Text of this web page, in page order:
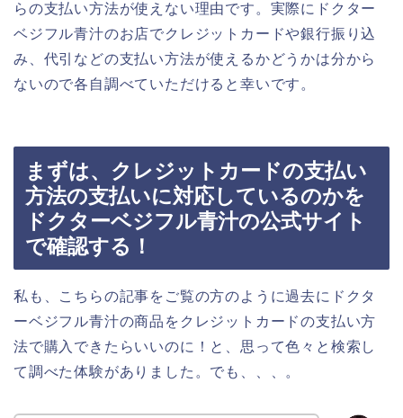
らの支払い方法が使えない理由です。実際にドクター
ベジフル青汁のお店でクレジットカードや銀行振り込
み、代引などの支払い方法が使えるかどうかは分から
ないので各自調べていただけると幸いです。
まずは、クレジットカードの支払い
方法の支払いに対応しているのかを
ドクターベジフル青汁の公式サイト
で確認する！
私も、こちらの記事をご覧の方のように過去にドクタ
ーベジフル青汁の商品をクレジットカードの支払い方
法で購入できたらいいのに！と、思って色々と検索し
て調べた体験がありました。でも、、、。